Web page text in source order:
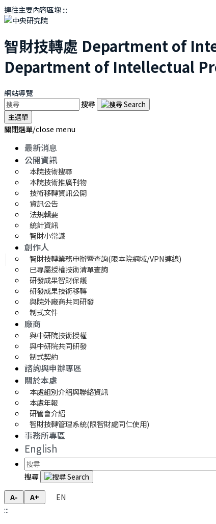
連往主要內容區塊:::
智財技轉處 Department of
Department of Intellectual
網站導覽
搜尋
主選單
關閉選單/close menu
最新消息
公開資訊
本院技術搜尋
本院技術推廣刊物
技術移轉資訊公開
資訊公告
法規輯要
統計資訊
智財小常識
創作人
智財技轉業務申辦暨查詢(限本院網域/VPN連線)
已專屬授權技術清單查詢
研發成果智財保護
研發成果技術移轉
與院外廠商共同研發
制式文件
廠商
與中研院技術授權
與中研院共同研發
制式契約
諮詢與申辦專區
關於本處
本處組別介紹與聯絡資訊
本處年報
研管會介紹
智財技轉管理系統(限智財處同仁使用)
事務所專區
English
搜尋
A- A+
EN
:::